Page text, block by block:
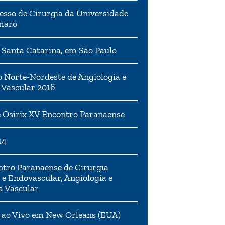
de Cirurgia da Universidade
Catarina, em São Paulo
Norte-Nordeste de Angiologia e
2016
Osirix XV Encontro Paranaense
Paranaense de Cirurgia
Endovascular, Angiologia e
Vascular
Vivo em New Orleans (EUA)